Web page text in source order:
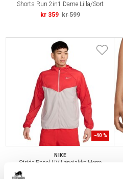
Shorts Run 2in1 Dame Lilla/Sort
kr 359 kr 599
-40 %
NIKE
Stride Repel UV Løpejakke Herre